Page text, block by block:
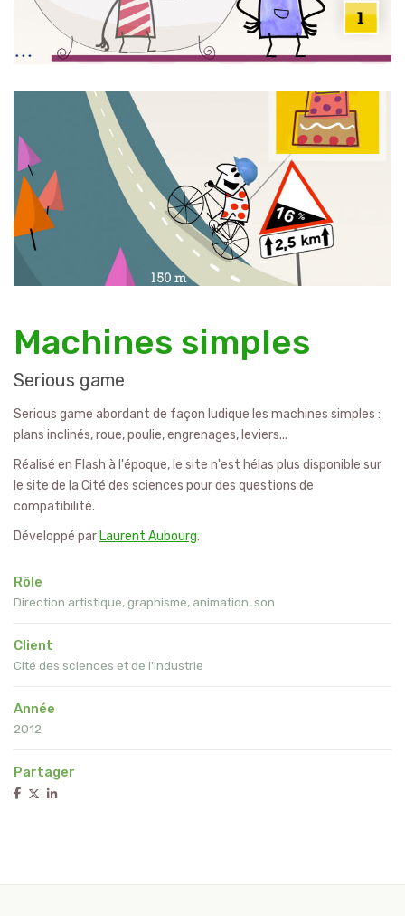
Machines simples
Serious game
Serious game abordant de façon ludique les machines simples :
plans inclinés, roue, poulie, engrenages, leviers...
Réalisé en Flash à l'époque, le site n'est hélas plus disponible sur
le site de la Cité des sciences pour des questions de
compatibilité.
Développé parLaurent Aubourg.
Rôle
Direction artistique, graphisme, animation, son
Client
Cité des sciences et de l'industrie
Année
2012
Partager